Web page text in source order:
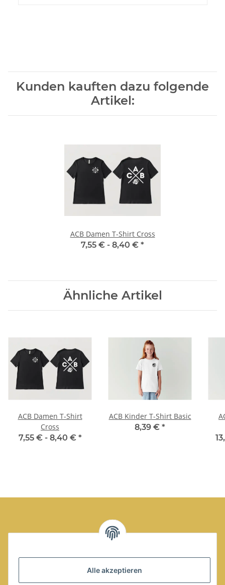
Alle akzeptieren
Kunden kauften dazu folgende
Artikel:
ACB Damen T-Shirt Cross
7,55 € - 8,40 € *
Ähnliche Artikel
ACB Damen T-Shirt
Cross
7,55 € - 8,40 € *
ACB Kinder T-Shirt Basic
8,39 € *